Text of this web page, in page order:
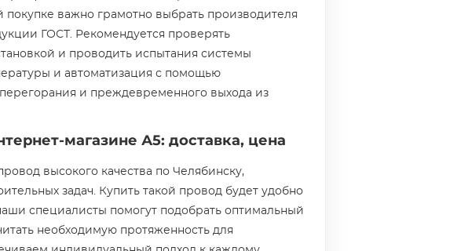
важно грамотно выбрать производителя
ГОСТ. Рекомендуется проверять
и проводить испытания системы
и автоматизация с помощью
и преждевременного выхода из
магазине А5: доставка, цена
высокого качества по Челябинску,
задач. Купить такой провод будет удобно
специалисты помогут подобрать оптимальный
необходимую протяженность для